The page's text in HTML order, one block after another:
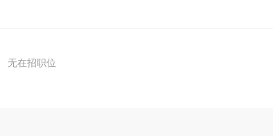
客户在合法合规的轨道上稳健发展。
无在招职位